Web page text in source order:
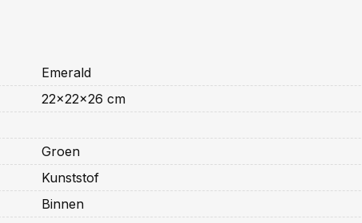
Emerald
22x22x26 cm
Groen
Kunststof
Binnen